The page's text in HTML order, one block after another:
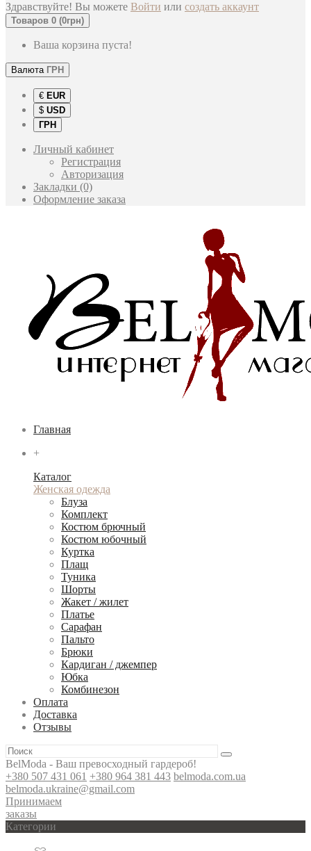
Здравствуйте! Вы можете Войти или создать аккаунт
Товаров 0 (0грн)
Ваша корзина пуста!
Валюта ГРН
€ EUR
$ USD
ГРН
Личный кабинет
Регистрация
Авторизация
Закладки (0)
Оформление заказа
Главная
+
Каталог
Женская одежда
Блуза
Комплект
Костюм брючный
Костюм юбочный
Куртка
Плащ
Туника
Шорты
Жакет / жилет
Платье
Сарафан
Пальто
Брюки
Кардиган / джемпер
Юбка
Комбинезон
Оплата
Доставка
Отзывы
BelModa - Ваш превосходный гардероб!
+380 507 431 061 +380 964 381 443 belmoda.com.ua
belmoda.ukraine@gmail.com
Принимаем
заказы
Категории